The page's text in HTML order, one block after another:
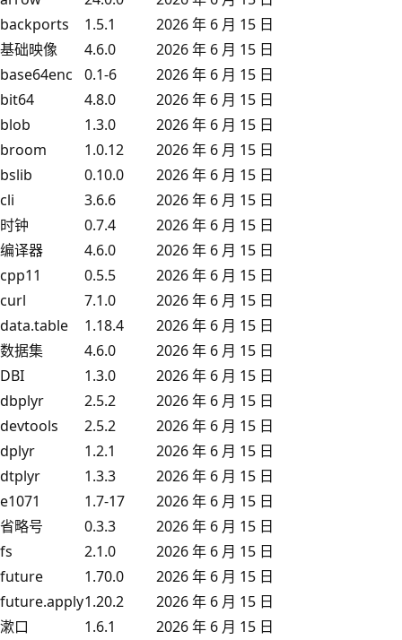
backports
1.5.1
2026 年 6 月 15 日
基础映像
4.6.0
2026 年 6 月 15 日
base64enc
0.1-6
2026 年 6 月 15 日
bit64
4.8.0
2026 年 6 月 15 日
blob
1.3.0
2026 年 6 月 15 日
broom
1.0.12
2026 年 6 月 15 日
bslib
0.10.0
2026 年 6 月 15 日
cli
3.6.6
2026 年 6 月 15 日
时钟
0.7.4
2026 年 6 月 15 日
编译器
4.6.0
2026 年 6 月 15 日
cpp11
0.5.5
2026 年 6 月 15 日
curl
7.1.0
2026 年 6 月 15 日
data.table
1.18.4
2026 年 6 月 15 日
数据集
4.6.0
2026 年 6 月 15 日
DBI
1.3.0
2026 年 6 月 15 日
dbplyr
2.5.2
2026 年 6 月 15 日
devtools
2.5.2
2026 年 6 月 15 日
dplyr
1.2.1
2026 年 6 月 15 日
dtplyr
1.3.3
2026 年 6 月 15 日
e1071
1.7-17
2026 年 6 月 15 日
省略号
0.3.3
2026 年 6 月 15 日
fs
2.1.0
2026 年 6 月 15 日
future
1.70.0
2026 年 6 月 15 日
future.apply1.20.2
2026 年 6 月 15 日
漱口
1.6.1
2026 年 6 月 15 日